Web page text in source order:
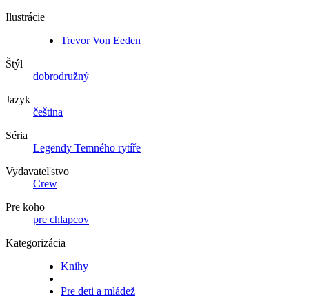
Ilustrácie
Trevor Von Eeden
Štýl
dobrodružný
Jazyk
čeština
Séria
Legendy Temného rytíře
Vydavateľstvo
Crew
Pre koho
pre chlapcov
Kategorizácia
Knihy
Pre deti a mládež